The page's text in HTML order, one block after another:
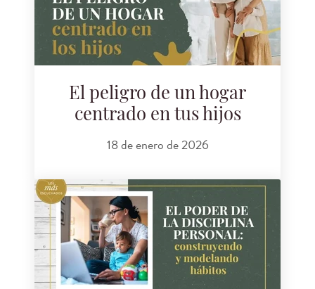
El peligro de un hogar
centrado en tus hijos
18 de enero de 2026